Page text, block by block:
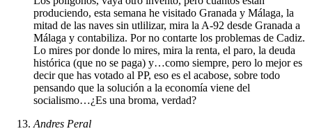
produciendo, esta semana he visitado Granada y Málaga, la
mitad de las naves sin utlilizar, mira la A-92 desde Granada a
Málaga y contabiliza. Por no contarte los problemas de Cadiz.
Lo mires por donde lo mires, mira la renta, el paro, la deuda
histórica (que no se paga) y…como siempre, pero lo mejor es
decir que has votado al PP, eso es el acabose, sobre todo
pensando que la solución a la economía viene del
socialismo…¿Es una broma, verdad?
Andres Peral